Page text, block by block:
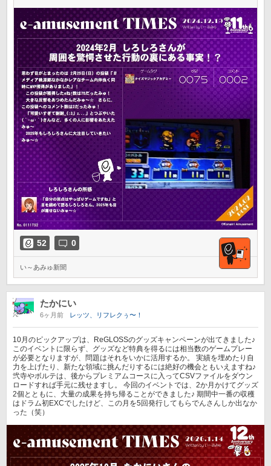
52 0
い～あみゅ新聞
たかにい
6ヶ月前 レッツ、リフレクぅ〜！
10月のピックアップは、ReGLOSSのグッズキャンペーンが出てきました♪
このイベントに限らず、グッズなど特典を得るには相当数のゲームプレー
が必要となりますが、問題はそれをいかに活用するか。 実績を埋めたり自
力を上げたり、新たな領域に挑んだりするには絶好の機会ともいえますね♪
弐寺やボルテは、後からプレミアムコースに入ってCSVファイルをダウン
ロードすれば手元に残せますし。 今回のイベントでは、2か月かけてグッズ
2個とともに、大量の成果を持ち帰ることができました♪ 期間中一番の収穫
はドラム初EXCでしたけど、この月を5回発行してもらでんさんしか出なか
った（笑）